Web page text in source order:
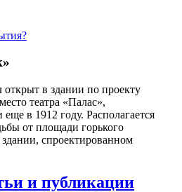
в здании по проекту
театра «Палас»,
в 1912 году. Располагается
от площади горького
спроектированном
и публикации